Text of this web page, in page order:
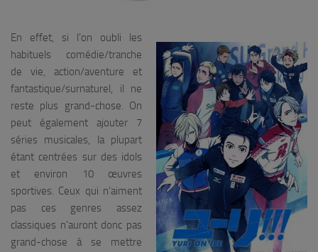
En effet, si l’on oubli les
habituels comédie/tranche
de vie, action/aventure et
fantastique/surnaturel, il ne
reste plus grand-chose. On
peut également ajouter 7
séries musicales, la plupart
étant centrées sur des idols
et environ 10 œuvres
sportives. Ceux qui n’aiment
pas ces genres assez
classiques n’auront donc pas
grand-chose à se mettre